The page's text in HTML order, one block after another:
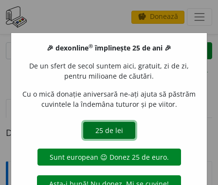
savings Donează
clear
opțiuni
definiții (1) pronunțievolume_up (11)
Definiția cu ID-ul 196554:
Sinonime
🎉 dexonline® împlinește 25 de ani 🎉
De un sfert de secol suntem aici, gratuit, zi de zi,
pentru milioane de căutări.
Cu o mică donație aniversară ne-ați ajuta să păstrăm
cuvintele la îndemâna tuturor și pe viitor.